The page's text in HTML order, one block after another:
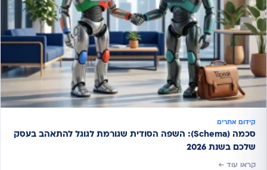
קידום אתרים
סכמה (Schema): השפה הסודית שגורמת לגוגל להתאהב בעסק
שלכם בשנת 2026
קראו עוד ←